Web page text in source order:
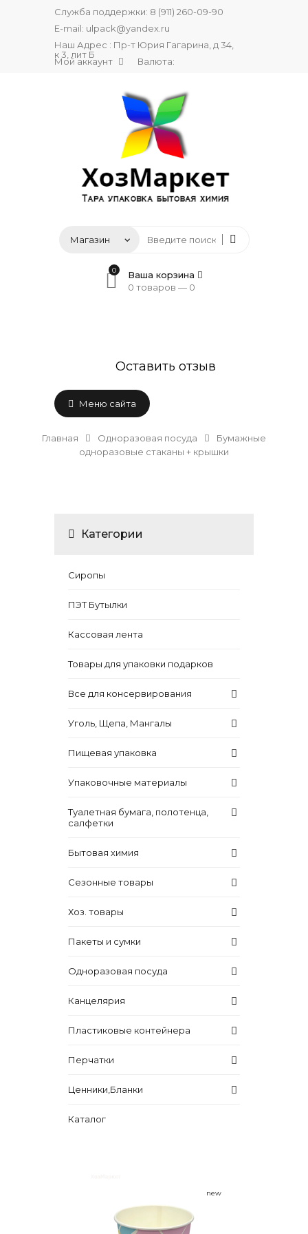
Служба поддержки: 8 (911) 260-09-90
E-mail: ulpack@yandex.ru
Наш Адрес : Пр-т Юрия Гагарина, д 34,
к 3, лит Б
Мой аккаунт Валюта:
0
Ваша корзина
0 товаров — 0
Оставить отзыв
Меню сайта
Главная Одноразовая посуда
Бумажные
одноразовые стаканы + крышки
Категории
Сиропы
ПЭТ Бутылки
Кассовая лента
Товары для упаковки подарков
Все для консервирования
Уголь, Щепа, Мангалы
Пищевая упаковка
Упаковочные материалы
Туалетная бумага, полотенца,
салфетки
Бытовая химия
Сезонные товары
Хоз. товары
Пакеты и сумки
Одноразовая посуда
Канцелярия
Пластиковые контейнера
Перчатки
Ценники,Бланки
Каталог
new